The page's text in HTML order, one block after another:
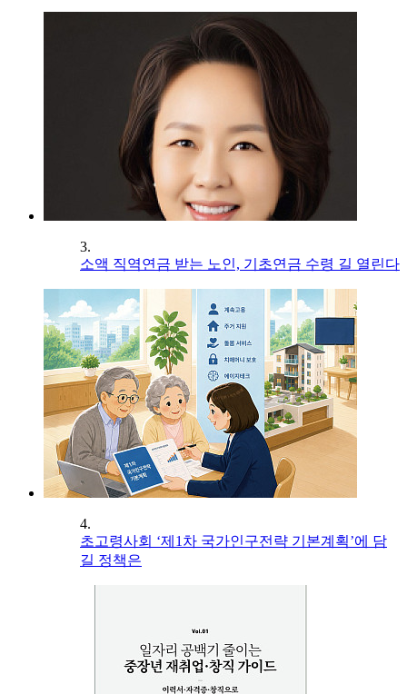
3.
소액 직역연금 받는 노인, 기초연금 수령 길 열린다
4.
초고령사회 ‘제1차 국가인구전략 기본계획’에 담
길 정책은